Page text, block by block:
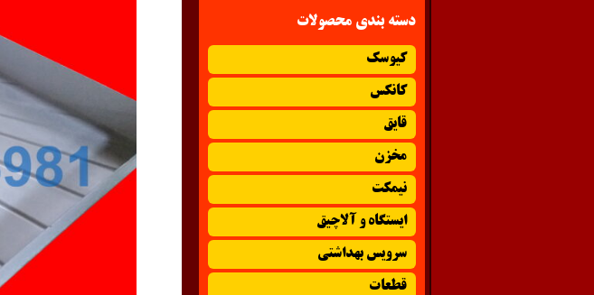
دسته بندی محصولات
کیوسک
کانکس
قایق
مخزن
نیمکت
ایستگاه و آلاچیق
سرویس بهداشتی
قطعات